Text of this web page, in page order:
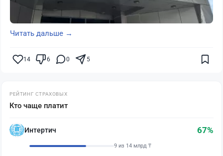
Читать дальше →
14 6 0 5
РЕЙТИНГ СТРАХОВЫХ
Кто чаще платит
Интертич 67%
9 из 14 млрд ₸